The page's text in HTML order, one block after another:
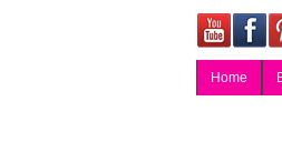
Home